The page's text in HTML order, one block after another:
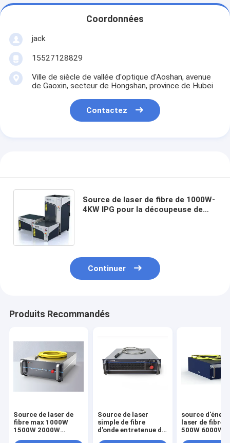
Coordonnées
jack
15527128829
Ville de siècle de vallée d'optique d'Aoshan, avenue
de Gaoxin, secteur de Hongshan, province de Hubei
Contactez
Source de laser de fibre de 1000W-
4KW IPG pour la découpeuse de
Continuer
Produits Recommandés
Source de laser de
fibre max 1000W
1500W 2000W
Source de laser
simple de fibre
d'onde entretenue de
source
laser de fibre
500W 6000W